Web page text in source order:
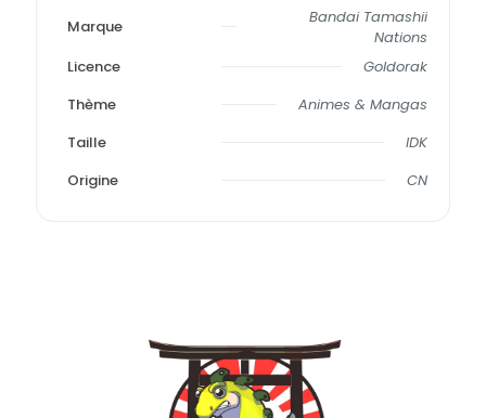
Marque
Bandai Tamashii
Nations
Licence
Goldorak
Thème
Animes & Mangas
Taille
IDK
Origine
CN